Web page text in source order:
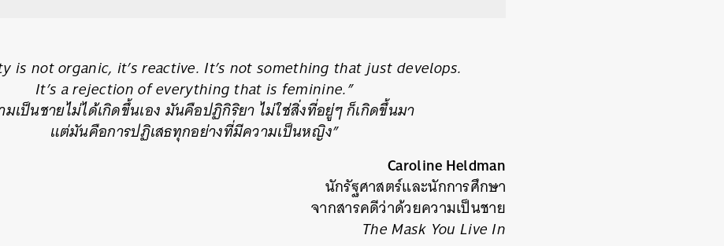
is not organic, it’s reactive. It’s not something that just develops.
It’s a rejection of everything that is feminine.”
มเป็นชายไม่ได้เกิดขึ้นเอง มันคือปฏิกิริยา ไม่ใช่สิ่งที่อยู่ๆ ก็เกิดขึ้นมา
แต่มันคือการปฏิเสธทุกอย่างที่มีความเป็นหญิง”
Caroline Heldman
นักรัฐศาสตร์และนักการศึกษา
จากสารคดีว่าด้วยความเป็นชาย
The Mask You Live In